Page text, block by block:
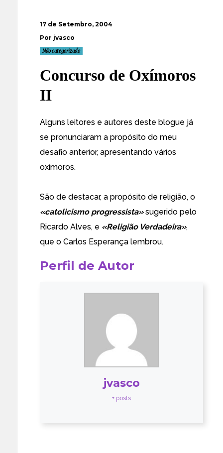
17 de Setembro, 2004
Por jvasco
Não categorizado
Concurso de Oxímoros
II
Alguns leitores e autores deste blogue já
se pronunciaram a propósito do meu
desafio anterior, apresentando vários
oxímoros.
São de destacar, a propósito de religião, o
«catolicismo progressista»sugerido pelo
Ricardo Alves, e «Religião Verdadeira»,
que o Carlos Esperança lembrou.
Perfil de Autor
jvasco
+ posts